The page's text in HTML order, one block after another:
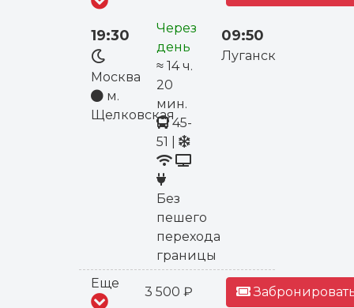
19:30
Москва
м.
Щелковская
Через
день
≈ 14 ч.
20
мин.
45-
51
Без
пешего
перехода
границы
09:50
Луганск
Еще
3 500 ₽